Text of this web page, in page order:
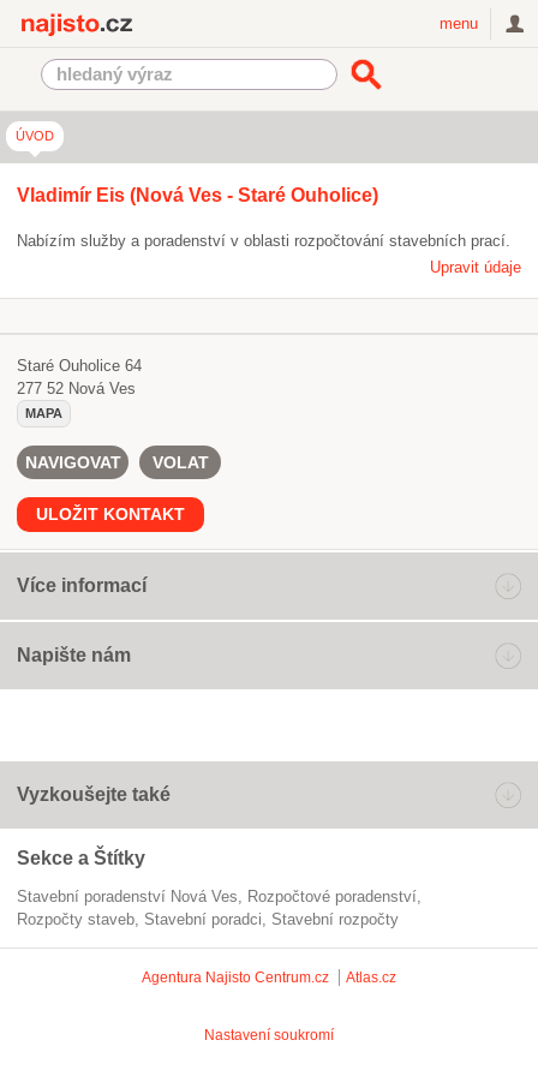
menu
ÚVOD
Vladimír Eis (Nová Ves - Staré Ouholice)
Nabízím služby a poradenství v oblasti rozpočtování stavebních prací.
Upravit údaje
Staré Ouholice 64
277 52 Nová Ves
MAPA
NAVIGOVAT VOLAT
ULOŽIT KONTAKT
Více informací
Napište nám
Vyzkoušejte také
Sekce a Štítky
Stavební poradenství Nová Ves
rozpočtové poradenství
rozpočty staveb
stavební poradci stavební rozpočty
Agentura Najisto Centrum.cz Atlas.cz
Nastavení soukromí